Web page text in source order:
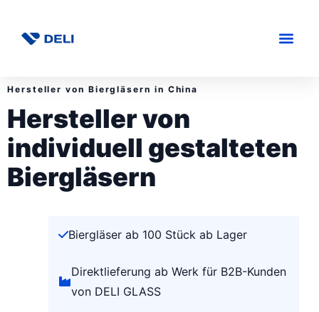
Hersteller von Biergläsern in China
Hersteller von
individuell gestalteten
Biergläsern
Biergläser ab 100 Stück ab Lager
Direktlieferung ab Werk für B2B-Kunden
von DELI GLASS